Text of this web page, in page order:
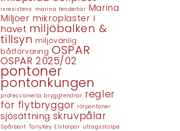
isresistens marina fendertar Marina
Miljöer mikroplaster i
havet miljöbalken &
tillsyn miljövänlig
båtförvaring OSPAR
OSPAR 2025/02
pontoner
pontonkungen
professionella bryggfendrar regler
för flytbryggor rörpontoner
sjösättning skruvpålar
Spårbart TallyKey Elstolpar uttagsstolpe